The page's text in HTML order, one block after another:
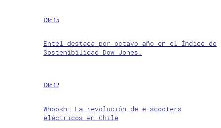
Dic 15
Entel destaca por octavo año en el Índice de
Sostenibilidad Dow Jones.
Dic 12
Whoosh: La revolución de e-scooters
eléctricos en Chile